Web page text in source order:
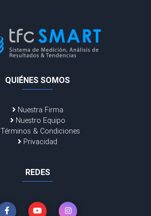
QUIÉNES SOMOS
Nuestra Firma
Nuestro Equipo
Términos & Condiciones
Privacidad
REDES